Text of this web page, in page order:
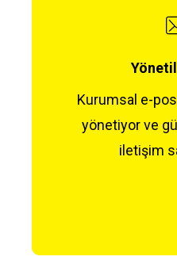
Kurumsal e-
yönetiyor ve
iletişim